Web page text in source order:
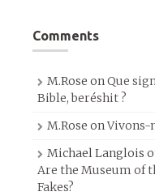
Comments
M.Rose on Que
Bible, beréshit ?
M.Rose onVivons-
Michael Langlois
Are the Museum of
Fakes?